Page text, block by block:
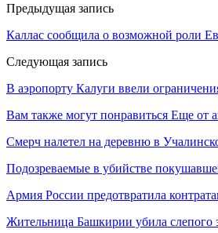
Предыдущая запись
Каллас сообщила о возможной роли
Следующая запись
В аэропорту Калуги ввели
Вам также могут понравиться Еще от
Смерч налетел на деревню в
Подозреваемые в убийстве
Армия России предотвратила
Жительница Башкирии убила слепого